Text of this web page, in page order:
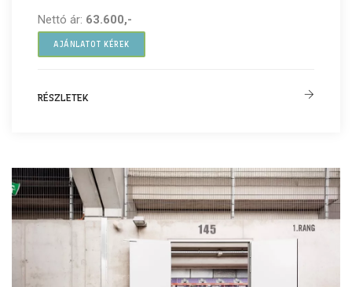
Nettó ár: 63.600,-
AJÁNLATOT KÉREK
RÉSZLETEK